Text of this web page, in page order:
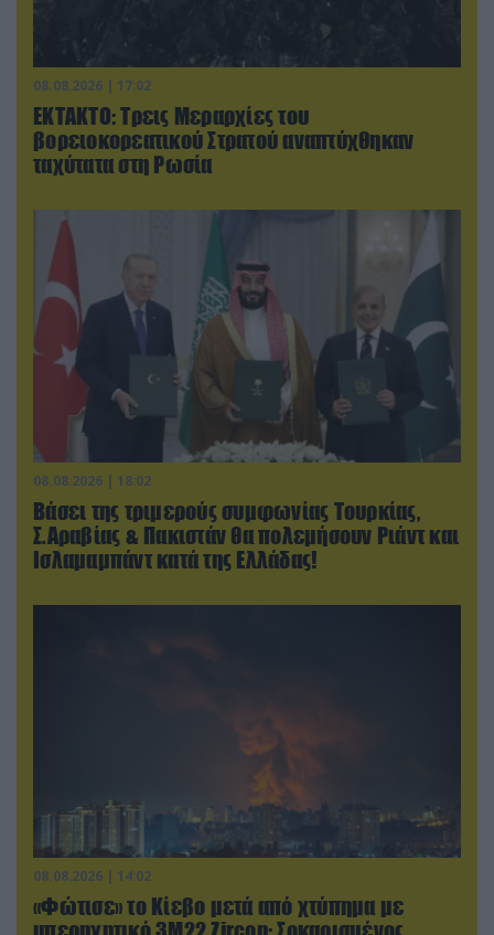
08.08.2026 | 17:02
ΕΚΤΑΚΤΟ: Τρεις Μεραρχίες του
βορειοκορεατικού Στρατού αναπτύχθηκαν
ταχύτατα στη Ρωσία
08.08.2026 | 18:02
Βάσει της τριμερούς συμφωνίας Τουρκίας,
Σ.Αραβίας & Πακιστάν θα πολεμήσουν Ριάντ και
Ισλαμαμπάντ κατά της Ελλάδας!
08.08.2026 | 14:02
«Φώτισε» το Κίεβο μετά από χτύπημα με